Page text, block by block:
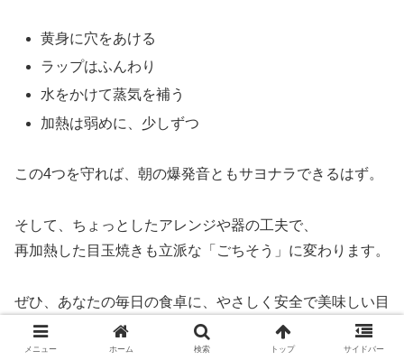
黄身に穴をあける
ラップはふんわり
水をかけて蒸気を補う
加熱は弱めに、少しずつ
この4つを守れば、朝の爆発音ともサヨナラできるはず。
そして、ちょっとしたアレンジや器の工夫で、
再加熱した目玉焼きも立派な「ごちそう」に変わります。
ぜひ、あなたの毎日の食卓に、やさしく安全で美味しい目
玉焼き再加熱術を取り入れてみてくださいね。
メニュー ホーム 検索 トップ サイドバー